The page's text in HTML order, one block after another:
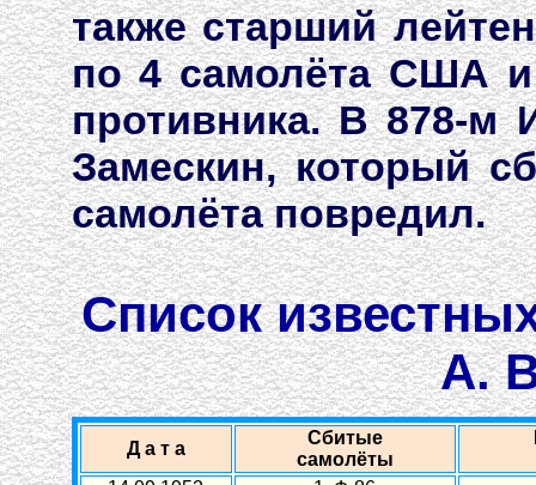
также старший
по 4 самолёта США
противника. В 878-
Замескин, который
самолёта повредил.
Список
А.
Д а т а
Сбитые
самолёты